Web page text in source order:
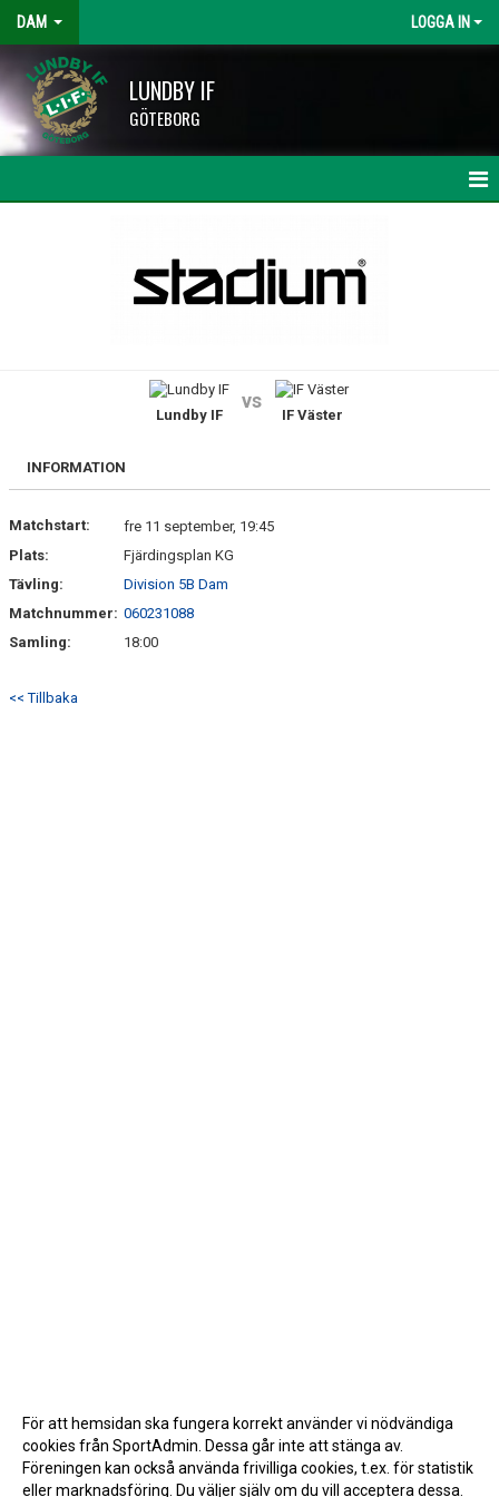
DAM LOGGA IN
LUNDBY IF
GÖTEBORG
DOKUMENT
Lundby IF
vs
IF Väster
INFORMATION
Matchstart:
fre 11 september, 19:45
Plats:
Fjärdingsplan KG
Tävling:
Division 5B Dam
Matchnummer: 060231088
Samling:
18:00
<< Tillbaka
För att hemsidan ska fungera korrekt använder vi nödvändiga
cookies från SportAdmin. Dessa går inte att stänga av.
Föreningen kan också använda frivilliga cookies, t.ex. för statistik
eller marknadsföring. Du väljer själv om du vill acceptera dessa.